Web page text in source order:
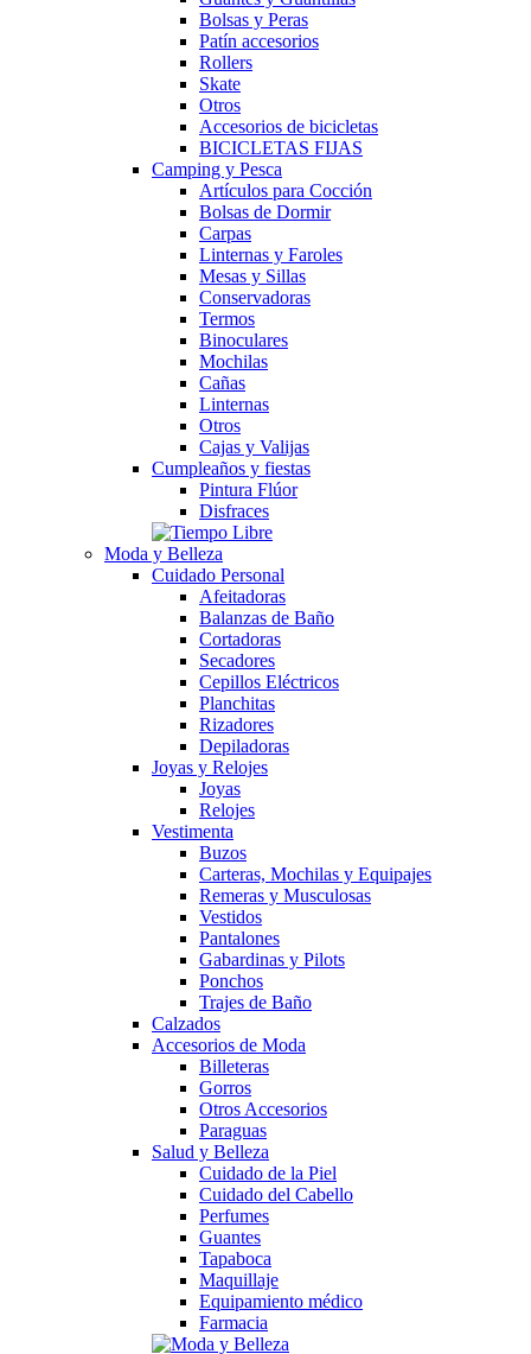
Bolsas y Peras
Patín accesorios
Rollers
Skate
Otros
Accesorios de bicicletas
BICICLETAS FIJAS
Camping y Pesca
Artículos para Cocción
Bolsas de Dormir
Carpas
Linternas y Faroles
Mesas y Sillas
Conservadoras
Termos
Binoculares
Mochilas
Cañas
Linternas
Otros
Cajas y Valijas
Cumpleaños y fiestas
Pintura Flúor
Disfraces
Moda y Belleza
Cuidado Personal
Afeitadoras
Balanzas de Baño
Cortadoras
Secadores
Cepillos Eléctricos
Planchitas
Rizadores
Depiladoras
Joyas y Relojes
Joyas
Relojes
Vestimenta
Buzos
Carteras, Mochilas y Equipajes
Remeras y Musculosas
Vestidos
Pantalones
Gabardinas y Pilots
Ponchos
Trajes de Baño
Calzados
Accesorios de Moda
Billeteras
Gorros
Otros Accesorios
Paraguas
Salud y Belleza
Cuidado de la Piel
Cuidado del Cabello
Perfumes
Guantes
Tapaboca
Maquillaje
Equipamiento médico
Farmacia